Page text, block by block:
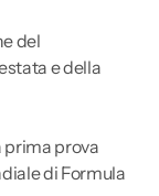
del
e della
prima prova
di Formula